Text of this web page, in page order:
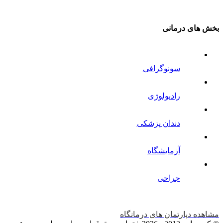
بخش های درمانی
سونوگرافی
رادیولوژی
دندان پزشکی
آزمایشگاه
جراحی
مشاهده دپارتمان های درمانگاه